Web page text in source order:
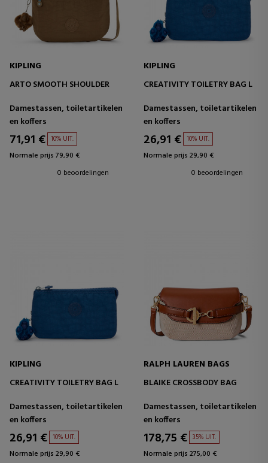
KIPLING
ARTO SMOOTH SHOULDER
Damestassen, toiletartikelen
en koffers
71,91 € 10% UIT.
Normale prijs 79,90 €
0 beoordelingen
KIPLING
CREATIVITY TOILETRY BAG L
Damestassen, toiletartikelen
en koffers
26,91 € 10% UIT.
Normale prijs 29,90 €
0 beoordelingen
KIPLING
CREATIVITY TOILETRY BAG L
Damestassen, toiletartikelen
en koffers
26,91 € 10% UIT.
Normale prijs 29,90 €
RALPH LAUREN BAGS
BLAIKE CROSSBODY BAG
Damestassen, toiletartikelen
en koffers
178,75 € 35% UIT.
Normale prijs 275,00 €